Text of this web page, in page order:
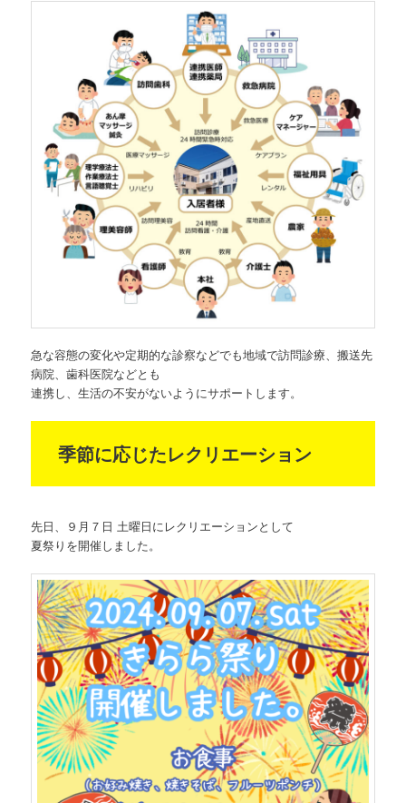
急な容態の変化や定期的な診察などでも地域で訪問診療、搬送先
病院、歯科医院などとも
連携し、生活の不安がないようにサポートします。
季節に応じたレクリエーション
先日、９月７日 土曜日にレクリエーションとして
夏祭りを開催しました。